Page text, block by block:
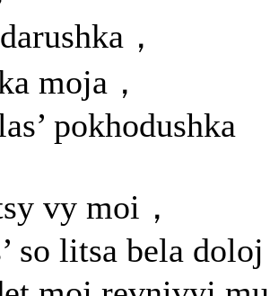
，
moja，
pokhodushka
vy moi，
so litsa bela doloj